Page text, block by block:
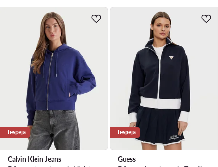
Iespēja
Calvin Klein Jeans
Iespēja
Guess